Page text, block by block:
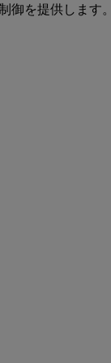
御を提供します。